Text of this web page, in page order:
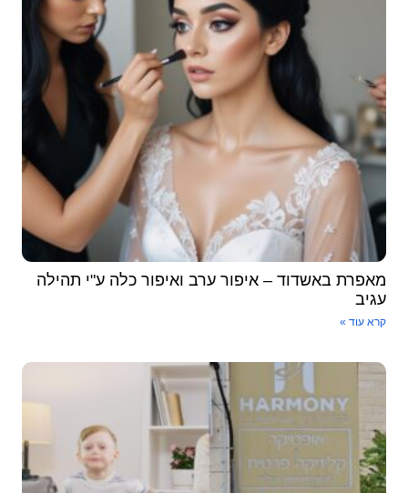
מאפרת באשדוד – איפור ערב ואיפור כלה ע"י תהילה
עגיב
קרא עוד »